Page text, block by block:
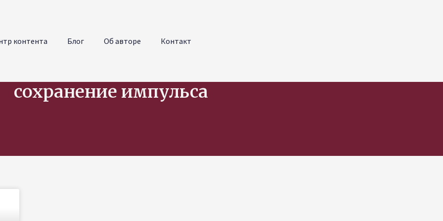
контента Блог Об авторе Контакт
сохранение импульса